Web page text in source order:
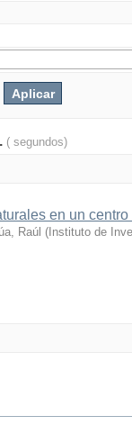
( segundos)
en un
Raúl ( Instituto de